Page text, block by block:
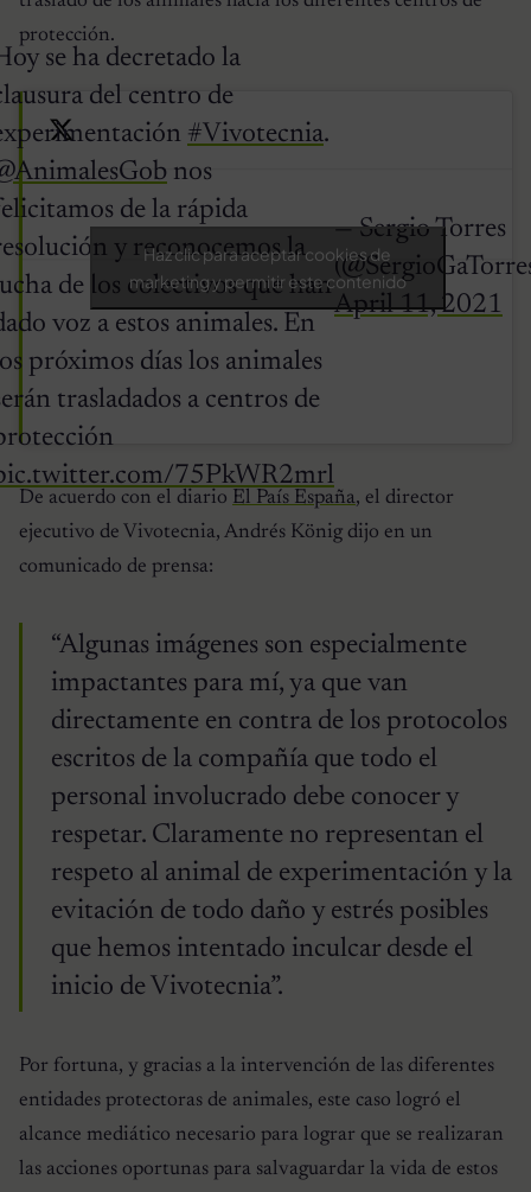
protección.
se ha decretado la
del centro de
#Vivotecnia.
nos
de la rápida
y reconocemos la
de los colectivos que han
voz a estos animales. En
próximos días los animales
trasladados a centros de
75PkWR2mrl
— Sergio Torres
April 11, 2021
Haz clic para aceptar cookies de
marketing y permitir este contenido
De acuerdo con el diario El País España, el director
ejecutivo de Vivotecnia, Andrés König dijo en un
comunicado de prensa:
“Algunas imágenes son especialmente
impactantes para mí, ya que van
directamente en contra de los protocolos
escritos de la compañía que todo el
personal involucrado debe conocer y
respetar. Claramente no representan el
respeto al animal de experimentación y la
evitación de todo daño y estrés posibles
que hemos intentado inculcar desde el
inicio de Vivotecnia”.
Por fortuna, y gracias a la intervención de las diferentes
entidades protectoras de animales, este caso logró el
alcance mediático necesario para lograr que se realizaran
las acciones oportunas para salvaguardar la vida de estos